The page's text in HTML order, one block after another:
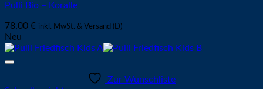
Pulli Bio – Koralle
78,00 € inkl. MwSt. & Versand (D)
Neu
Zur Wunschliste